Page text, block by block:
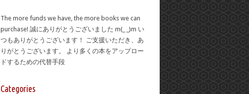
The more funds we have, the more books we can
purchase! 誠にありがとうございました m(_ _)m い
つもありがとうございます！ ご支援いただき、あ
りがとうございます。 より多くの本をアップロー
ドするための代替手段
Categories